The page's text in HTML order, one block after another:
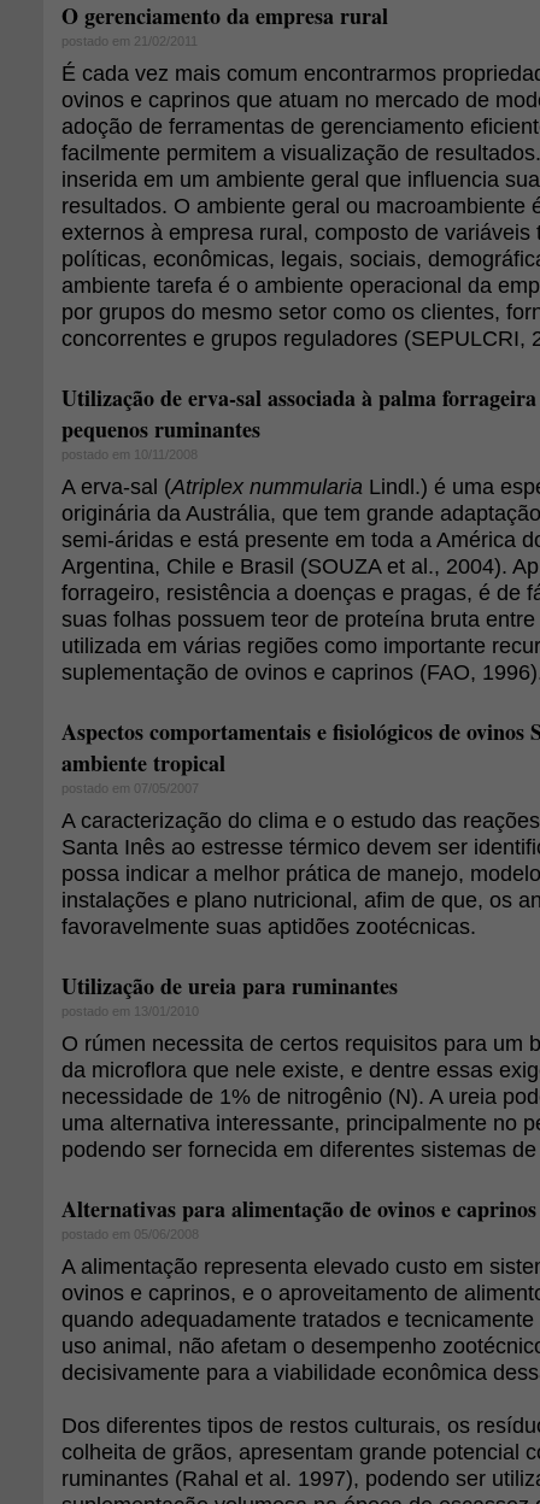
O gerenciamento da empresa rural
postado em 21/02/2011
É cada vez mais comum encontrarmos
ovinos e caprinos que atuam no mercado de
adoção de ferramentas de gerenciamento
facilmente permitem a visualização de
inserida em um ambiente geral que influencia
resultados. O ambiente geral ou macroambiente
externos à empresa rural, composto de variáveis
políticas, econômicas, legais, sociais,
ambiente tarefa é o ambiente operacional da
por grupos do mesmo setor como os clientes,
concorrentes e grupos reguladores (SEPULCRI,
Utilização de erva-sal associada à palma
pequenos ruminantes
postado em 10/11/2008
A erva-sal (Atriplex nummularia Lindl.) é uma
originária da Austrália, que tem grande
semi-áridas e está presente em toda a América
Argentina, Chile e Brasil (SOUZA et al., 2004).
forrageiro, resistência a doenças e pragas, é de
suas folhas possuem teor de proteína bruta
utilizada em várias regiões como importante
suplementação de ovinos e caprinos (FAO,
Aspectos comportamentais e fisiológicos de ovinos
ambiente tropical
postado em 07/05/2007
A caracterização do clima e o estudo das
Santa Inês ao estresse térmico devem ser
possa indicar a melhor prática de manejo,
instalações e plano nutricional, afim de que, os
favoravelmente suas aptidões zootécnicas.
Utilização de ureia para ruminantes
postado em 13/01/2010
O rúmen necessita de certos requisitos para um
da microflora que nele existe, e dentre essas
necessidade de 1% de nitrogênio (N). A ureia
uma alternativa interessante, principalmente no
podendo ser fornecida em diferentes sistemas
Alternativas para alimentação de ovinos e caprinos
postado em 05/06/2008
A alimentação representa elevado custo em
ovinos e caprinos, e o aproveitamento de
quando adequadamente tratados e
uso animal, não afetam o desempenho
decisivamente para a viabilidade econômica
Dos diferentes tipos de restos culturais, os
colheita de grãos, apresentam grande potencial
ruminantes (Rahal et al. 1997), podendo ser